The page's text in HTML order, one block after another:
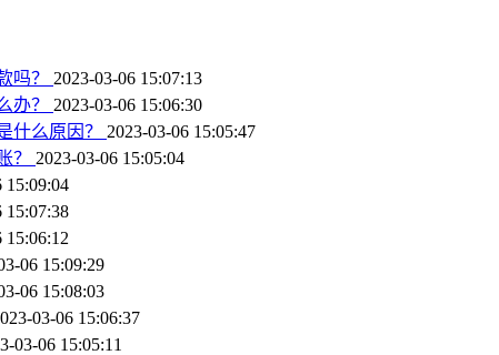
吗？ 2023-03-06 15:07:13
办？ 2023-03-06 15:06:30
什么原因？ 2023-03-06 15:05:47
？ 2023-03-06 15:05:04
15:09:04
15:07:38
15:06:12
06 15:09:29
06 15:08:03
03-06 15:06:37
03-06 15:05:11